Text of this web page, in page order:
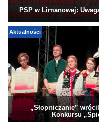
PSP w Limanowej:
Aktualności
„Słopniczanie”
Konkursu